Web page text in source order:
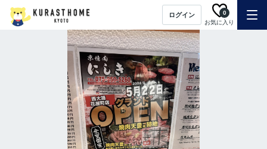
ログイン
お気に入り
0